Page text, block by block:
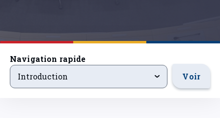
Navigation rapide
introduction
Introduction Voir